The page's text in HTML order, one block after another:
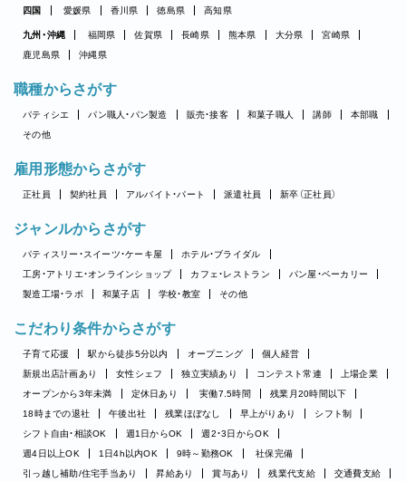
四国 愛媛県 香川県 徳島県 高知県
九州・沖縄 福岡県 佐賀県 長崎県 熊本県 大分県
宮崎県
鹿児島県
沖縄県
職種からさがす
パティシエ パン職人・パン製造 販売・接客 和菓子職人 講師
本部職
その他
雇用形態からさがす
正社員 契約社員 アルバイト・パート 派遣社員 新卒（正社員）
ジャンルからさがす
パティスリー・スイーツ・ケーキ屋
ホテル・ブライダル
工房・アトリエ・オンラインショップ
カフェ・レストラン
パン屋・ベーカリー
製造工場・ラボ
和菓子店 学校・教室 その他
こだわり条件からさがす
子育て応援 駅から徒歩5分以内 オープニング
個人経営
新規出店計画あり
女性シェフ 独立実績あり コンテスト常連
上場企業
オープンから3年未満
定休日あり 実働7.5時間
残業月20時間以下
18時までの退社
午後出社 残業ほぼなし 早上がりあり
シフト制
シフト自由・相談OK
週1日からOK
週2・3日からOK
週4日以上OK
1日4h以内OK 9時～勤務OK
社保完備
引っ越し補助/住宅手当あり
昇給あり 賞与あり 残業代支給
交通費支給